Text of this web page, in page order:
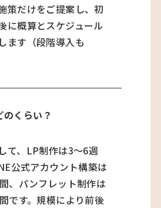
策だけをご提案し、初
に概算とスケジュール
ます（段階導入も
くらい？
て、LP制作は3〜6週
公式アカウント構築は
、パンフレット制作は
です。規模により前後